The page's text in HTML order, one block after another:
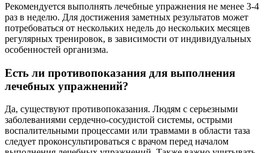
Рекомендуется выполнять лечебные упражнения не менее 3-4
раз в неделю. Для достижения заметных результатов может
потребоваться от нескольких недель до нескольких месяцев
регулярных тренировок, в зависимости от индивидуальных
особенностей организма.
Есть ли противопоказания для выполнения
лечебных упражнений?
Да, существуют противопоказания. Людям с серьезными
заболеваниями сердечно-сосудистой системы, острыми
воспалительными процессами или травмами в области таза
следует проконсультироваться с врачом перед началом